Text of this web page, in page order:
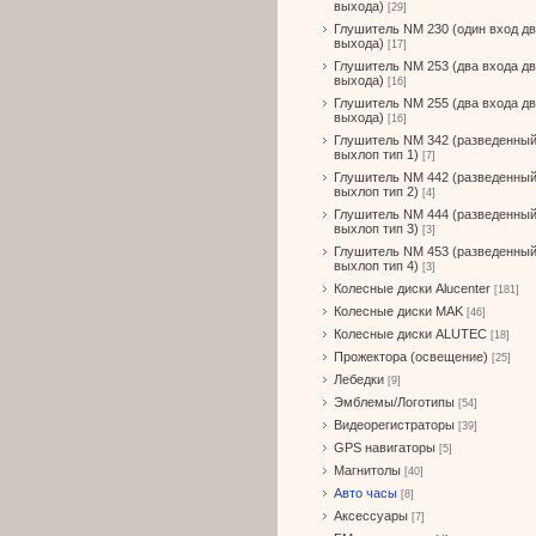
выхода) [29]
Глушитель NM 230 (один вход
выхода) [17]
Глушитель NM 253 (два входа
выхода) [16]
Глушитель NM 255 (два входа
выхода) [16]
Глушитель NM 342 (разведенный
выхлоп тип 1) [7]
Глушитель NM 442 (разведенный
выхлоп тип 2) [4]
Глушитель NM 444 (разведенный
выхлоп тип 3) [3]
Глушитель NM 453 (разведенный
выхлоп тип 4) [3]
Колесные диски Alucenter [181]
Колесные диски MAK [46]
Колесные диски ALUTEC [18]
Прожектора (освещение) [25]
Лебедки [9]
Эмблемы/Логотипы [54]
Видеорегистраторы [39]
GPS навигаторы [5]
Магнитолы [40]
Авто часы [8]
Аксессуары [7]